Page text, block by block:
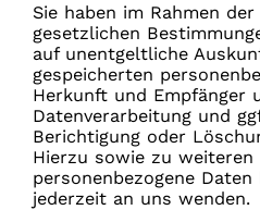
Sie haben im Rahmen
gesetzlichen
auf unentgeltliche
gespeicherten
Herkunft und Empfänger
Datenverarbeitung und
Berichtigung oder
Hierzu sowie zu weiteren
personenbezogene
jederzeit an uns wenden.